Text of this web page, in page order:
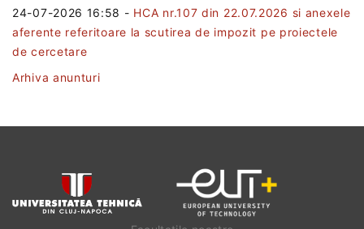
24-07-2026 16:58 - HCA nr.107 din 22.07.2026 si anexele
aferente referitoare la scutirea de impozit pe proiectele
de cercetare
Arhiva anunturi